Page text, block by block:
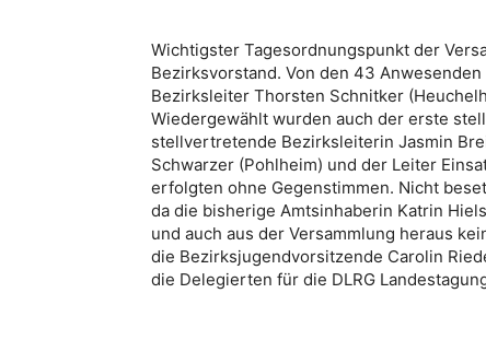
Wichtigster Tagesordnungspunkt der
Bezirksvorstand. Von den 43
Bezirksleiter Thorsten Schnitker
Wiedergewählt wurden auch der erste
stellvertretende Bezirksleiterin Jasmin
Schwarzer (Pohlheim) und der Leiter
erfolgten ohne Gegenstimmen. Nicht
da die bisherige Amtsinhaberin Katrin
und auch aus der Versammlung heraus
die Bezirksjugendvorsitzende Carolin
die Delegierten für die DLRG